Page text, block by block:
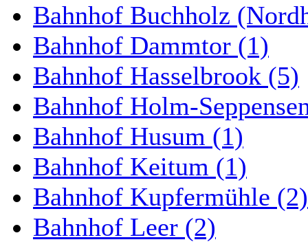
Bahnhof Buchholz
Bahnhof Dammtor (1)
Bahnhof Hasselbrook (5)
Bahnhof Holm-
Bahnhof Husum (1)
Bahnhof Keitum (1)
Bahnhof Kupfermühle (2)
Bahnhof Leer (2)